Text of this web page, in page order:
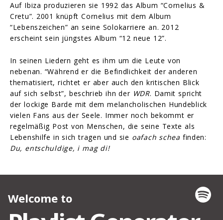
Auf Ibiza produzieren sie 1992 das Album “Cornelius &
Cretu”. 2001 knüpft Cornelius mit dem Album
“Lebenszeichen” an seine Solokarriere an. 2012
erscheint sein jüngstes Album “12 neue 12”.
In seinen Liedern geht es ihm um die Leute von
nebenan. “Während er die Befindlichkeit der anderen
thematisiert, richtet er aber auch den kritischen Blick
auf sich selbst”, beschrieb ihn der WDR. Damit spricht
der lockige Barde mit dem melancholischen Hundeblick
vielen Fans aus der Seele. Immer noch bekommt er
regelmäßig Post von Menschen, die seine Texte als
Lebenshilfe in sich tragen und sie oafach schea finden:
Du, entschuldige, i mag di!